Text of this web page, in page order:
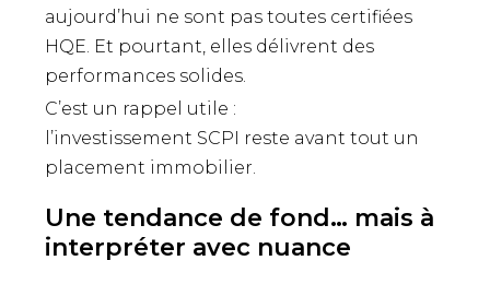
aujourd’hui ne sont pas toutes certifiées
HQE. Et pourtant, elles délivrent des
performances solides.
C’est un rappel utile :
l’investissement SCPI reste avant tout un
placement immobilier.
Une tendance de fond… mais à
interpréter avec nuance